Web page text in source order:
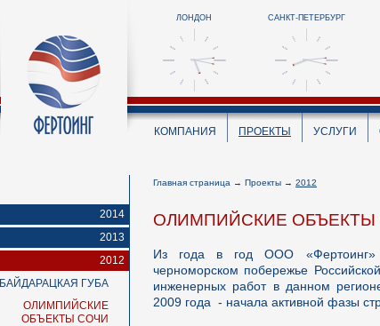
ЛОНДОН САНКТ-ПЕТЕРБУРГ
КОМПАНИЯ ПРОЕКТЫ УСЛУГИ
2014
2013
2012
БАЙДАРАЦКАЯ ГУБА
ОЛИМПИЙСКИЕ
ОБЪЕКТЫ СОЧИ
Главная страница → Проекты → 2012
ОЛИМПИЙСКИЕ ОБЪЕКТЫ
Из года в год ООО «Фертоинг»
черноморском побережье
инженерных работ в данном
2009 года - начала активной фазы